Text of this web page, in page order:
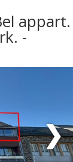
appart.
-
❯